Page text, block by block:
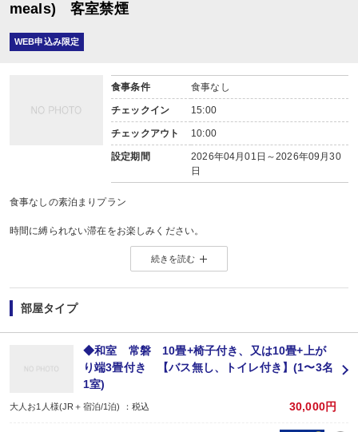
meals) 客室禁煙
WEB申込み限定
食事条件 食事なし
チェックイン 15:00
チェックアウト 10:00
設定期間
2026年04月01日～2026年09月30
日
食事なしの素泊まりプラン
時間に縛られない滞在をお楽しみください。
客室内Wi-Fi環境（無線）あり。
※17時以降に到着の場合は予めお部屋に布団を敷かせていただく場合がござい
※2024年4月1日から駐車場代として車1台1泊につき￥500税込を頂戴いたしま
続きを読む
部屋タイプ
◆和室 常磐 10畳+椅子付き、又は10畳+上が
り端3畳付き 【バス無し、トイレ付き】(1〜3名
1室)
大人お1人様(JR＋宿泊/1泊) ：税込 30,000円